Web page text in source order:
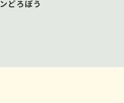
ンどろぼう